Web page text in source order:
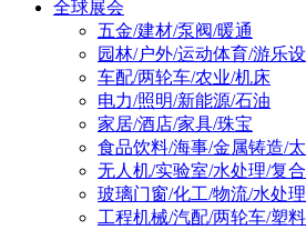
全球展会
五金/建材/泵阀/暖通
园林/户外/运动体育/游乐
车配/两轮车/农业/机床
电力/照明/新能源/石油
家居/酒店/家具/珠宝
食品饮料/海事/金属铸造/
无人机/实验室/水处理/复
玻璃门窗/化工/物流/水处理
工程机械/汽配/两轮车/塑